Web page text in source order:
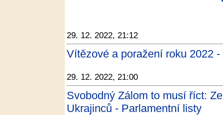
29. 12. 2022, 21:12
Vítězové a poražení roku 2022
29. 12. 2022, 21:00
Svobodný Zálom to musí říct:
Ukrajinců - Parlamentní listy